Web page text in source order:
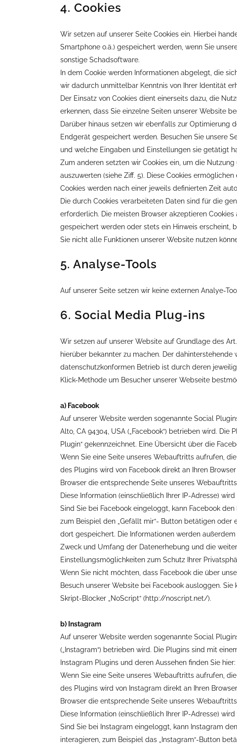
4. Cookies
Wir setzen auf unserer Seite Cookies ein. Hierbei
Smartphone o.ä.) gespeichert werden, wenn Sie
sonstige Schadsoftware.
In dem Cookie werden Informationen abgelegt, die
wir dadurch unmittelbar Kenntnis von Ihrer Identität
Der Einsatz von Cookies dient einerseits dazu, die
erkennen, dass Sie einzelne Seiten unserer Website
Darüber hinaus setzen wir ebenfalls zur Optimierung
Endgerät gespeichert werden. Besuchen Sie unsere
und welche Eingaben und Einstellungen sie getätigt
Zum anderen setzten wir Cookies ein, um die
auszuwerten (siehe Ziff. 5). Diese Cookies
Cookies werden nach einer jeweils definierten Zeit
Die durch Cookies verarbeiteten Daten sind für die
erforderlich. Die meisten Browser akzeptieren
gespeichert werden oder stets ein Hinweis erscheint,
Sie nicht alle Funktionen unserer Website nutzen
5. Analyse-Tools
Auf unserer Seite setzen wir keine externen Analye-
6. Social Media Plug-ins
Wir setzen auf unserer Website auf Grundlage des
hierüber bekannter zu machen. Der
datenschutzkonformen Betrieb ist durch deren
Klick-Methode um Besucher unserer Webseite
a) Facebook
Auf unserer Website werden sogenannte Social
Alto, CA 94304, USA („Facebook“) betrieben wird. Die
Plugin“ gekennzeichnet. Eine Übersicht über die
Wenn Sie eine Seite unseres Webauftritts aufrufen,
des Plugins wird von Facebook direkt an Ihren
Browser die entsprechende Seite unseres
Diese Information (einschließlich Ihrer IP-Adresse)
Sind Sie bei Facebook eingeloggt, kann Facebook
zum Beispiel den „Gefällt mir“- Button betätigen
dort gespeichert. Die Informationen werden
Zweck und Umfang der Datenerhebung und die
Einstellungsmöglichkeiten zum Schutz Ihrer
Wenn Sie nicht möchten, dass Facebook die über
Besuch unserer Website bei Facebook ausloggen.
Skript-Blocker „NoScript“ (http://noscript.net/).
b) Instagram
Auf unserer Website werden sogenannte Social
(„Instagram“) betrieben wird. Die Plugins sind mit
Instagram Plugins und deren Aussehen finden Sie
Wenn Sie eine Seite unseres Webauftritts aufrufen,
des Plugins wird von Instagram direkt an Ihren
Browser die entsprechende Seite unseres
Diese Information (einschließlich Ihrer IP-Adresse)
Sind Sie bei Instagram eingeloggt, kann Instagram
interagieren, zum Beispiel das „Instagram“-Button